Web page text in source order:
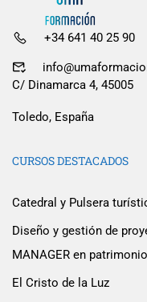
+34 641 40 25 90
C/ Dinamarca 4, 45005
Toledo, España
CURSOS DESTACADOS
Catedral y Pulsera
Diseño y gestión de
MANAGER en
El Cristo de la Luz